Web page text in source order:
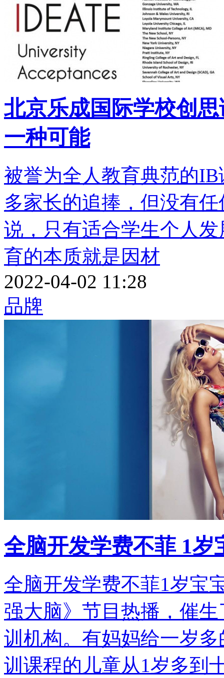
北京乐成国际学校创
一种可能
被誉为全人教育典范的
多家长的追捧，但没有
说，只有适合学生个人
育的本质就是因材
2022-04-02 11:28
品牌
全脑开发学费不菲 1岁
全脑开发学费不菲1岁宝
强大脑》节目热播，催
训机构。有妈妈给一岁
训课程的儿童从1岁多到